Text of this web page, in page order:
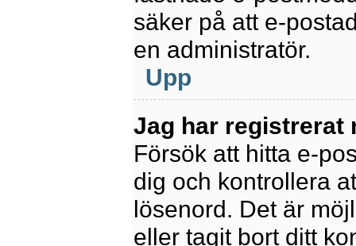
säker på att e-
en administratör.
Upp
Jag har registrerat
Försök att hitta e-
dig och kontrollera
lösenord. Det är
eller tagit bort ditt